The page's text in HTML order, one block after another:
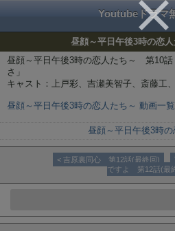
Youtubeドラマ
昼顔～平日午後3時の恋
昼顔～平日午後3時の恋人たち～ 第10
さ」
キャスト：上戸彩、吉瀬美智子、斎藤工
昼顔～平日午後3時の恋人たち～ 動画一
昼顔～平日午後3時
< 吉原裏同心 第12話(最終回)
ですよ 第12話(最